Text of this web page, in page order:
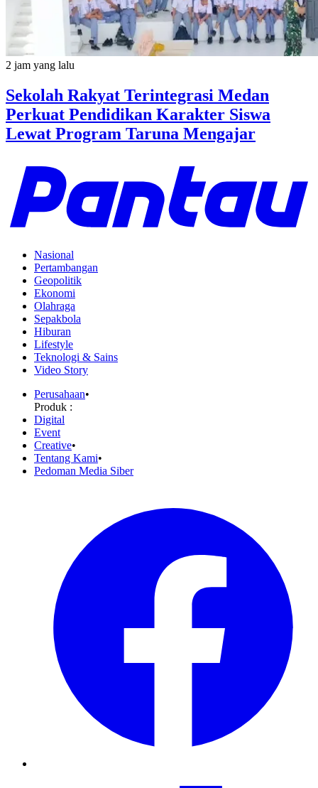
2 jam yang lalu
Sekolah Rakyat Terintegrasi Medan
Perkuat Pendidikan Karakter Siswa
Lewat Program Taruna Mengajar
Nasional
Pertambangan
Geopolitik
Ekonomi
Olahraga
Sepakbola
Hiburan
Lifestyle
Teknologi & Sains
Video Story
Perusahaan•
Produk :
Digital
Event
Creative•
Tentang Kami•
Pedoman Media Siber